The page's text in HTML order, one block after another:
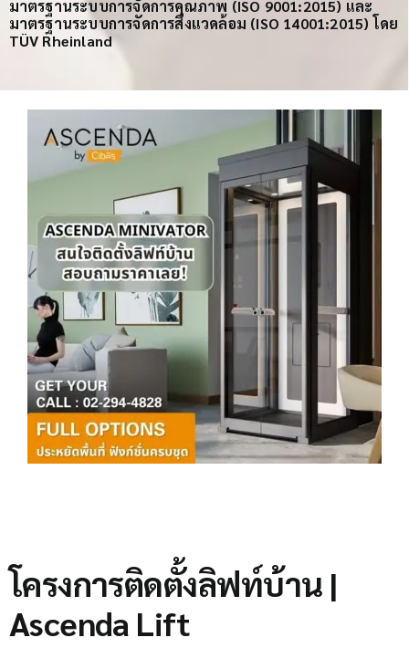
มาตรฐานระบบการจัดการคุณภาพ (ISO 9001:2015) และ
มาตรฐานระบบการจัดการสิ่งแวดล้อม (ISO 14001:2015) โดย
TÜV Rheinland
โครงการติดตั้งลิฟท์บ้าน |
Ascenda Lift